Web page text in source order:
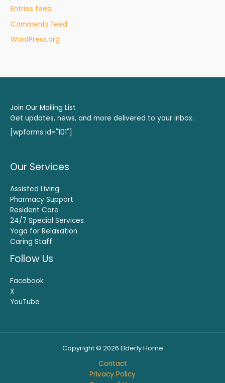
Entries feed
Comments feed
WordPress.org
Join Our Mailing List
Get updates, news, and more delivered to your inbox.
[wpforms id="101"]
Our Services
Assisted Living
Pharmacy Support
Resident Care
24/7 Special Services
Yoga for Relaxation
Caring Staff
Follow Us
Facebook
X
YouTube
Copyright © 2026 Elderly Home
Contact
Privacy Policy